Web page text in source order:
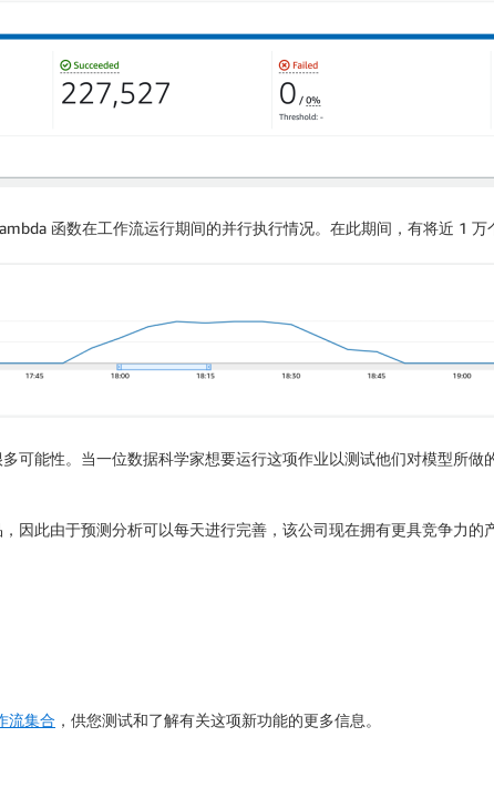
函数在工作流运行期间的并行执行情况。在此期间，有将近 1 万
可能性。当一位数据科学家想要运行这项作业以测试他们对模型所
因此由于预测分析可以每天进行完善，该公司现在拥有更具竞争力的
流集合 ，供您测试和了解有关这项新功能的更多信息。